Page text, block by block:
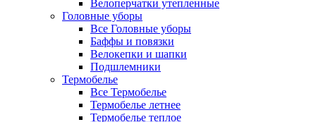
Велоперчатки утепленные
Головные уборы
Все Головные уборы
Баффы и повязки
Велокепки и шапки
Подшлемники
Термобелье
Все Термобелье
Термобелье летнее
Термобелье теплое